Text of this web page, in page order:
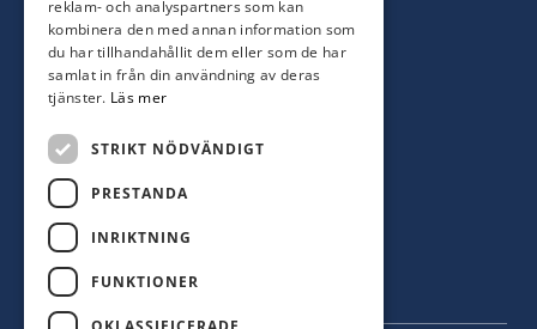
Färjestaden
0485-310 71
oland@hagblomsfarghandel.nu
Storgatan 34
386 30 Färjestaden
reklam- och analyspartners som kan
kombinera den med annan information som
du har tillhandahållit dem eller som de har
samlat in från din användning av deras
tjänster. Läs mer
STRIKT NÖDVÄNDIGT
PRESTANDA
INRIKTNING
FUNKTIONER